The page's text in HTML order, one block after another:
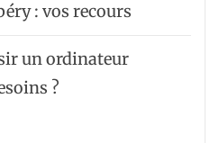
: vos recours
un ordinateur
?